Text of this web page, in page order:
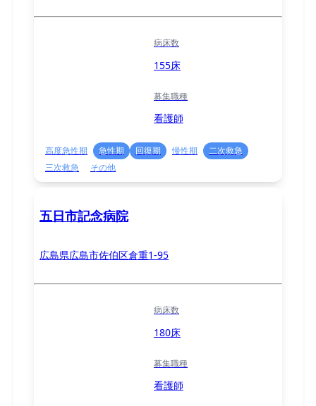
病床数
155床
募集職種
看護師
高度急性期 急性期 回復期 慢性期
二次救急
三次救急
その他
五日市記念病院
広島県広島市佐伯区倉重1-95
病床数
180床
募集職種
看護師